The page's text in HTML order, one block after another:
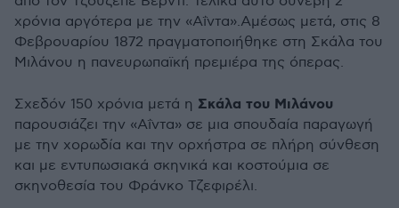
χρόνια αργότερα με την «Αΐντα».Αμέσως μετά, στις 8
Φεβρουαρίου 1872 πραγματοποιήθηκε στη Σκάλα του
Μιλάνου η πανευρωπαϊκή πρεμιέρα της όπερας.
Σχεδόν 150 χρόνια μετά η Σκάλα του Μιλάνου
παρουσιάζει την «Αΐντα» σε μια σπουδαία παραγωγή
με την χορωδία και την ορχήστρα σε πλήρη σύνθεση
και με εντυπωσιακά σκηνικά και κοστούμια σε
σκηνοθεσία του Φράνκο Τζεφιρέλι.